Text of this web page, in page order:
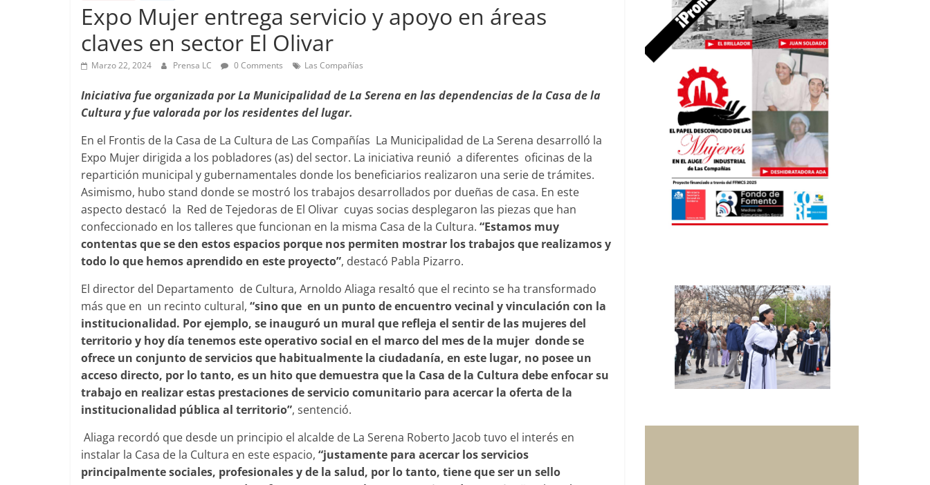
Expo Mujer entrega servicio y apoyo en áreas
claves en sector El Olivar
Marzo 22, 2024 Prensa LC 0 Comments Las Compañías
Iniciativa fue organizada por La Municipalidad de La Serena en las dependencias de la Casa de la
Cultura y fue valorada por los residentes del lugar.
En el Frontis de la Casa de La Cultura de Las Compañías La Municipalidad de La Serena desarrolló la
Expo Mujer dirigida a los pobladores (as) del sector. La iniciativa reunió a diferentes oficinas de la
repartición municipal y gubernamentales donde los beneficiarios realizaron una serie de trámites.
Asimismo, hubo stand donde se mostró los trabajos desarrollados por dueñas de casa. En este
aspecto destacó la Red de Tejedoras de El Olivar cuyas socias desplegaron las piezas que han
confeccionado en los talleres que funcionan en la misma Casa de la Cultura. “Estamos muy
contentas que se den estos espacios porque nos permiten mostrar los trabajos que realizamos y
todo lo que hemos aprendido en este proyecto”, destacó Pabla Pizarro.
El director del Departamento de Cultura, Arnoldo Aliaga resaltó que el recinto se ha transformado
más que en un recinto cultural, “sino que en un punto de encuentro vecinal y vinculación con la
institucionalidad. Por ejemplo, se inauguró un mural que refleja el sentir de las mujeres del
territorio y hoy día tenemos este operativo social en el marco del mes de la mujer donde se
ofrece un conjunto de servicios que habitualmente la ciudadanía, en este lugar, no posee un
acceso directo, por lo tanto, es un hito que demuestra que la Casa de la Cultura debe enfocar su
trabajo en realizar estas prestaciones de servicio comunitario para acercar la oferta de la
institucionalidad pública al territorio”, sentenció.
Aliaga recordó que desde un principio el alcalde de La Serena Roberto Jacob tuvo el interés en
instalar la Casa de la Cultura en este espacio, “justamente para acercar los servicios
principalmente sociales, profesionales y de la salud, por lo tanto, tiene que ser un sello
Foco Vecinal
Abril 26, 2019 Prensa LC 0